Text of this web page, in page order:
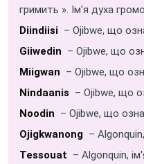
гримить ». Ім'я духа
Diindiisi – Ojibwe, що
Giiwedin – Ojibwe, що
Miigwan – Ojibwe, що
Nindaanis – Ojibwe, що
Noodin – Ojibwe, що
Ojigkwanong –
Tessouat – Algonquin,